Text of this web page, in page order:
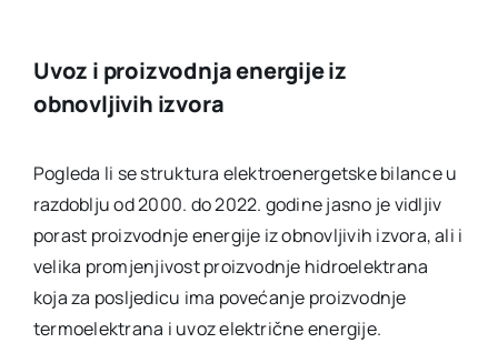
Uvoz i proizvodnja energije iz
obnovljivih izvora
Pogleda li se struktura elektroenergetske bilance u
razdoblju od 2000. do 2022. godine jasno je vidljiv
porast proizvodnje energije iz obnovljivih izvora, ali i
velika promjenjivost proizvodnje hidroelektrana
koja za posljedicu ima povećanje proizvodnje
termoelektrana i uvoz električne energije.